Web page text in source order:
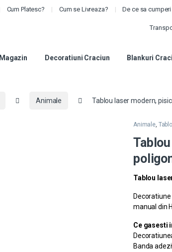
Cum Platesc? Cum se Livreaza? De ce sa
Magazin Decoratiuni Craciun Blankuri
Animale Tablou laser modern,
Animale,
Tablou
manual din
Ce gasesti
Banda